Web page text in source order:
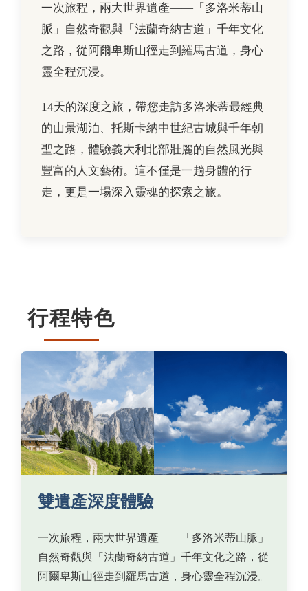
一次旅程，兩大世界遺產——「多洛米蒂山
脈」自然奇觀與「法蘭奇納古道」千年文化
之路，從阿爾卑斯山徑走到羅馬古道，身心
靈全程沉浸。
14天的深度之旅，帶您走訪多洛米蒂最經典
的山景湖泊、托斯卡納中世紀古城與千年朝
聖之路，體驗義大利北部壯麗的自然風光與
豐富的人文藝術。這不僅是一趟身體的行
走，更是一場深入靈魂的探索之旅。
行程特色
雙遺產深度體驗
一次旅程，兩大世界遺產——「多洛米蒂山脈」
自然奇觀與「法蘭奇納古道」千年文化之路，從
阿爾卑斯山徑走到羅馬古道，身心靈全程沉浸。